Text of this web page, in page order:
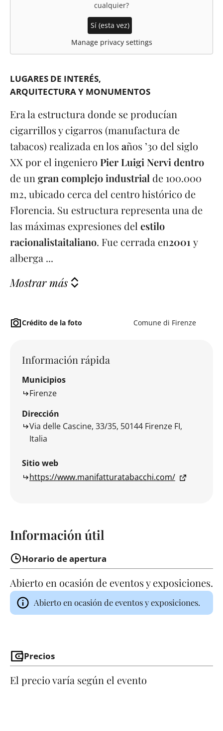
cualquier?
Sí (esta vez)
Manage privacy settings
LUGARES DE INTERÉS
ARQUITECTURA Y MONUMENTOS
Era la estructura donde se producían
cigarrillos y cigarros (manufactura de
tabacos) realizada en los años ’30 del siglo
XX por el ingeniero Pier Luigi Nervi dentro
de un gran complejo industrial de 100.000
m2, ubicado cerca del centro histórico de
Florencia. Su estructura representa una de
las máximas expresiones del estilo
racionalistaitaliano. Fue cerrada en2001 y
alberga ...
Mostrar más
Crédito de la foto Comune di Firenze
Información rápida
Municipios
Firenze
Dirección
Via delle Cascine, 33/35, 50144 Firenze FI,
Italia
Sitio web
https://www.manifatturatabacchi.com/
Información útil
Horario de apertura
Abierto en ocasión de eventos y exposiciones.
Abierto en ocasión de eventos y exposiciones.
Precios
El precio varía según el evento